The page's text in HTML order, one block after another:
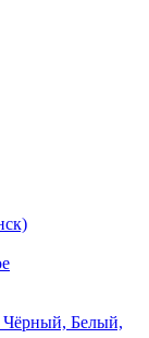
Чёрный, Белый,